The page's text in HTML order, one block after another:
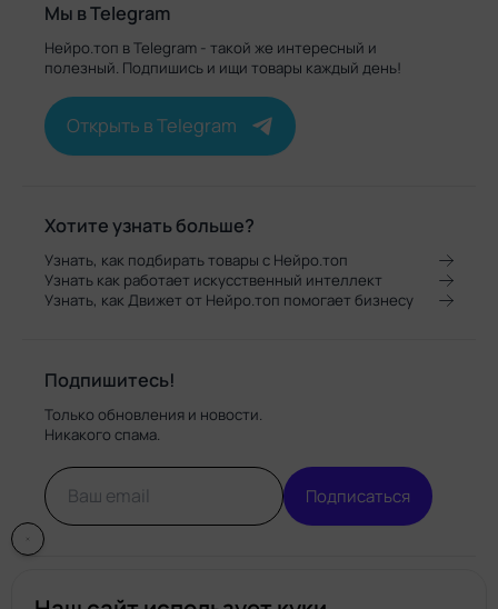
Мы в Telegram
Нейро.топ в Telegram - такой же интересный и
полезный. Подпишись и ищи товары каждый день!
Открыть в Telegram
Хотите узнать больше?
Узнать, как подбирать товары с Нейро.топ
Узнать как работает искусственный интеллект
Узнать, как Движет от Нейро.топ помогает бизнесу
Подпишитесь!
Только обновления и новости.
Никакого спама.
Подписаться